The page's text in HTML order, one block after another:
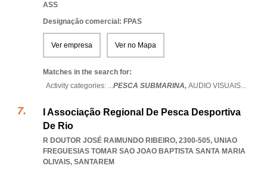
ASS
Designação comercial: FPAS
Ver empresa Ver no Mapa
Matches in the search for:
Activity categories: ...PESCA SUBMARINA, AUDIO VISUAIS...
I Associação Regional De Pesca Desportiva
De Rio
R DOUTOR JOSÉ RAIMUNDO RIBEIRO, 2300-505, UNIAO
FREGUESIAS TOMAR SAO JOAO BAPTISTA SANTA MARIA
OLIVAIS, SANTAREM